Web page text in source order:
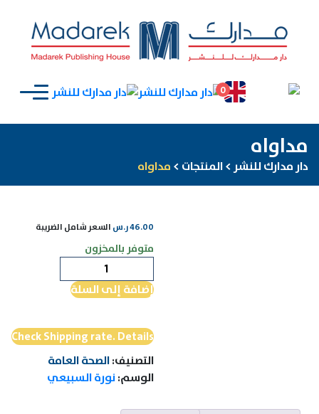
0
مداواه
دار مدارك للنشر >المنتجات > مداواه
46.00ر.س السعر شامل الضريبة
متوفر بالمخزون
مداواه
إضافة إلى السلة
Check Shipping rate. Details
التصنيف:الصحة العامة
الوسم:نورة السبيعي